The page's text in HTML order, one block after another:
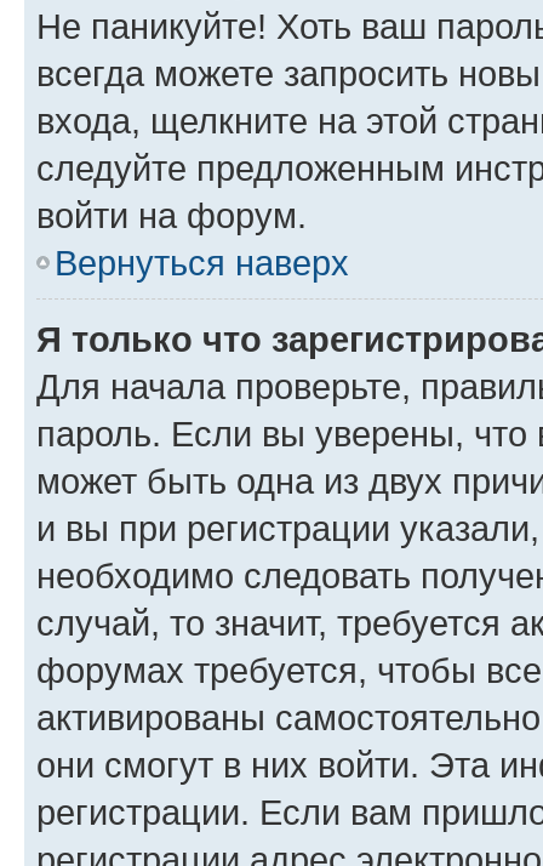
Не паникуйте! Хоть ваш
всегда можете запросить
входа, щелкните на этой
следуйте предложенным
войти на форум.
Вернуться наверх
Я только что
Для начала проверьте,
пароль. Если вы уверены, что
может быть одна из двух
и вы при регистрации
необходимо следовать
случай, то значит, требуется
форумах требуется, чтобы
активированы
они смогут в них войти. Эта
регистрации. Если вам